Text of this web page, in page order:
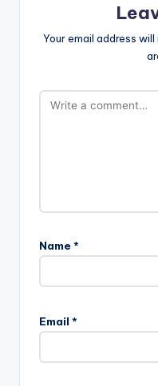
Your email address will
Name *
Email *